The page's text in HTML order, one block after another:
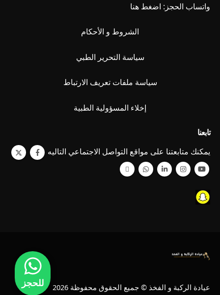
واتساب الحجز: اضغط هنا
الشروط و الأحكام
سياسة التحرير الطبي
سياسة ملفات تعريف الارتباط
إخلاء المسؤولية الطبية
تابعنا
يمكنك متابعتنا على مواقع التواصل الاجتماعي التاليه
عيادة الركبة و الفخذ © جميع الحقوق محفوظة 2026 للحجز